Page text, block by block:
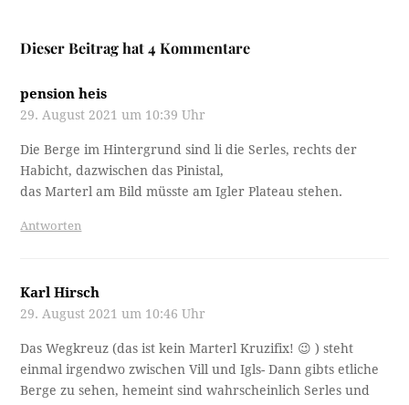
Dieser Beitrag hat 4 Kommentare
pension heis
29. August 2021 um 10:39 Uhr
Die Berge im Hintergrund sind li die Serles, rechts der
Habicht, dazwischen das Pinistal,
das Marterl am Bild müsste am Igler Plateau stehen.
Antworten
Karl Hirsch
29. August 2021 um 10:46 Uhr
Das Wegkreuz (das ist kein Marterl Kruzifix! 😉 ) steht
einmal irgendwo zwischen Vill und Igls- Dann gibts etliche
Berge zu sehen, hemeint sind wahrscheinlich Serles und